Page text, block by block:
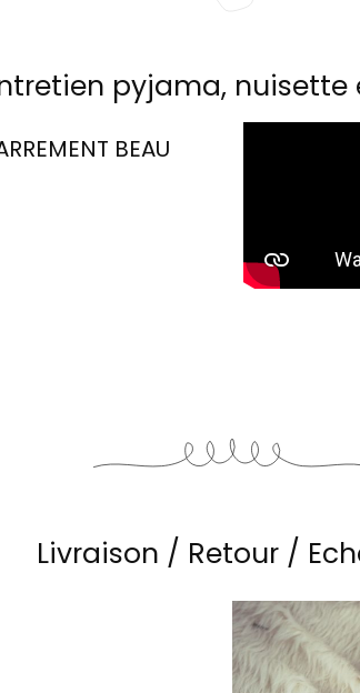
pyjama,
BEAU
Livraison / Retour /